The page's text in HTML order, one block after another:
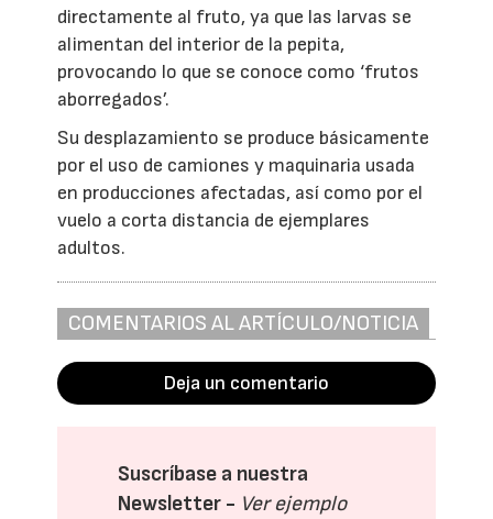
directamente al fruto, ya que las larvas se
alimentan del interior de la pepita,
provocando lo que se conoce como ‘frutos
aborregados’.
Su desplazamiento se produce básicamente
por el uso de camiones y maquinaria usada
en producciones afectadas, así como por el
vuelo a corta distancia de ejemplares
adultos.
COMENTARIOS AL ARTÍCULO/NOTICIA
Deja un comentario
Suscríbase a nuestra
Newsletter - Ver ejemplo